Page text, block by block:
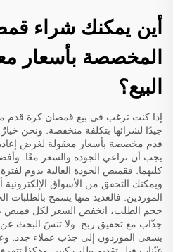
أين يمكنك شراء
المخصصة بأسعار
البيع؟
إذا كنت ترغب في بيع قمصان كرة قدم
جيدًا لشرائها بتكلفة منخفضة. ونحن
قدم مخصصة بأسعار معقولة لغرض
يجب أن تراعي الجودة والسعر معًا.
كليهما. فقميص الجودة العالية يدوم
ويمكنك التحقق من الأسواق الإلكترونية
الموردين. فالعديد منها يسمح بالطلبات
حجم الطلب، انخفض السعر لكل قميص
جذّاب مع تحقيق ربح. ولا تنسَ البحث
يسعى الموردون إلى جذب عملاء جدد.